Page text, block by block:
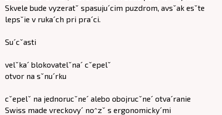
Skvele bude vyzeratˇ spasuju´cim puzdrom, avsˇak esˇte
lepsˇie v ruka´ch pri pra´ci.
Su´cˇasti
velˇka´ blokovatelˇna´ cˇepelˇ
otvor na sˇnu´rku
cˇepelˇ na jednorucˇne´ alebo obojrucˇne´ otva´ranie
Swiss made vreckovy´ no^zˇ s ergonomicky´mi